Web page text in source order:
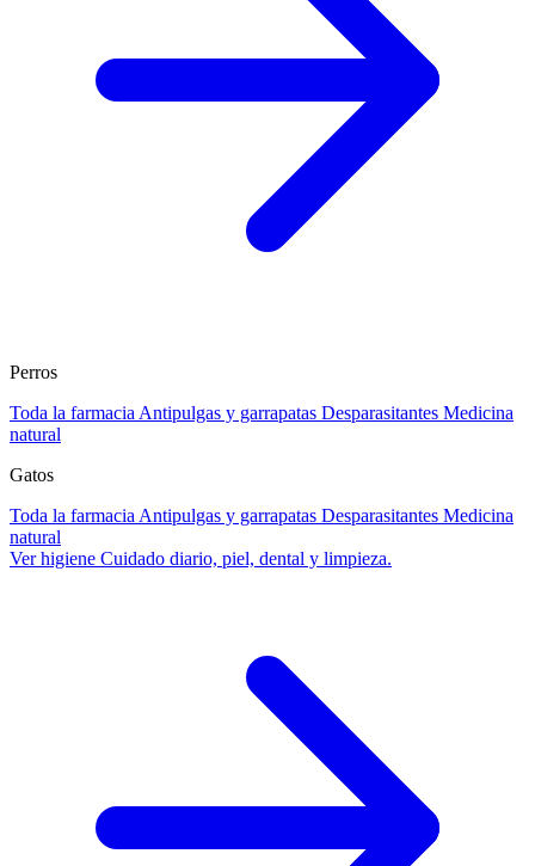
Perros
Toda la farmacia Antipulgas y garrapatas Desparasitantes Medicina
natural
Gatos
Toda la farmacia Antipulgas y garrapatas Desparasitantes Medicina
natural
Ver higiene Cuidado diario, piel, dental y limpieza.